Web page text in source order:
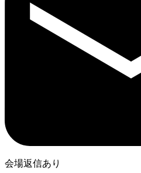
会場返信あり